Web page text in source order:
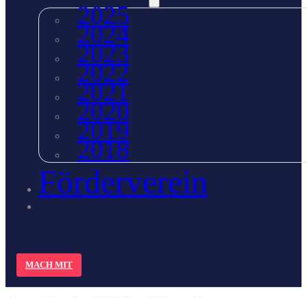
2025
2024
2023
2022
2021
2020
2019
2018
Förderverein
MACH MIT